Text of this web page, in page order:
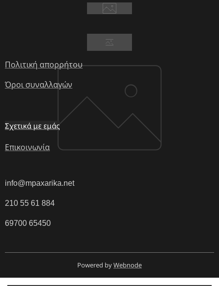
Πολιτική απορρήτου
Όροι συναλλαγών
Σχετικά με εμάς
Επικοινωνία
info@mpaxarika.net
210 55 61 884
69700 65450
Powered byWebnode